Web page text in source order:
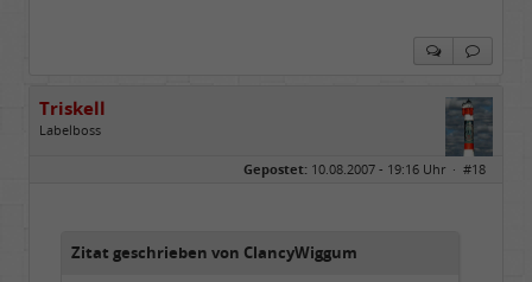
Triskell
Labelboss
Gepostet: 10.08.2007 - 19:16 Uhr · #18
Zitat geschrieben von ClancyWiggum